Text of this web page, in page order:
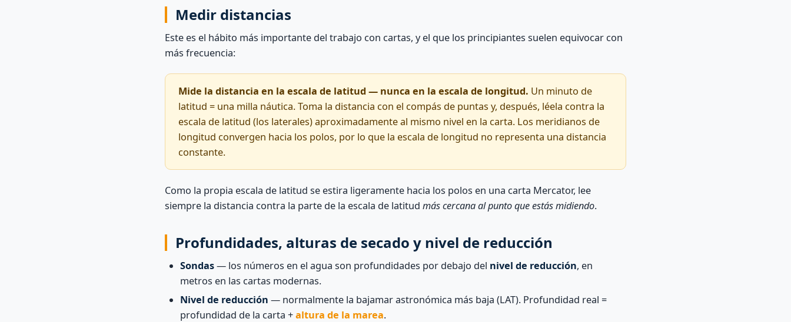
Medir distancias
Este es el hábito más importante del trabajo con cartas, y el que los principiantes suelen equivocar con
más frecuencia:
Mide la distancia en la escala de latitud — nunca en la escala de longitud. Un minuto de
latitud = una milla náutica. Toma la distancia con el compás de puntas y, después, léela contra la
escala de latitud (los laterales) aproximadamente al mismo nivel en la carta. Los meridianos de
longitud convergen hacia los polos, por lo que la escala de longitud no representa una distancia
constante.
Como la propia escala de latitud se estira ligeramente hacia los polos en una carta Mercator, lee
siempre la distancia contra la parte de la escala de latitud más cercana al punto que estás midiendo.
Profundidades, alturas de secado y nivel de reducción
Sondas— los números en el agua son profundidades por debajo del nivel de reducción, en
metros en las cartas modernas.
Nivel de reducción — normalmente la bajamar astronómica más baja (LAT). Profundidad real =
profundidad de la carta +altura de la marea.